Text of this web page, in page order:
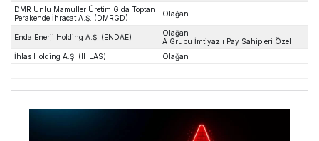
DMR Unlu Mamuller Üretim Gıda Toptan
Perakende İhracat A.Ş. (DMRGD)
Olağan
Enda Enerji Holding A.Ş. (ENDAE)
Olağan
A Grubu İmtiyazlı Pay Sahipleri Özel
İhlas Holding A.Ş. (IHLAS)
Olağan